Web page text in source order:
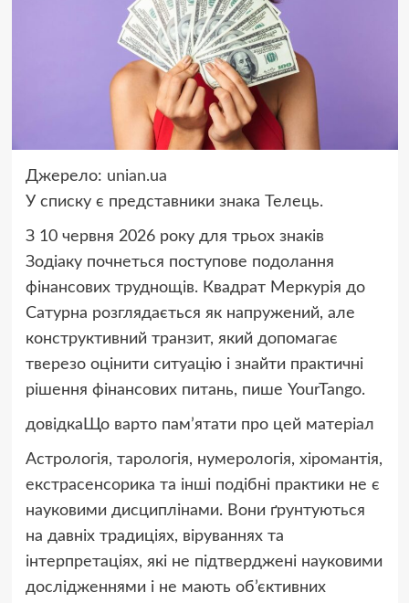
Джерело: unian.ua
У списку є представники знака Телець.
З 10 червня 2026 року для трьох знаків
Зодіаку почнеться поступове подолання
фінансових труднощів. Квадрат Меркурія до
Сатурна розглядається як напружений, але
конструктивний транзит, який допомагає
тверезо оцінити ситуацію і знайти практичні
рішення фінансових питань, пише YourTango.
довідкаЩо варто пам’ятати про цей матеріал
Астрологія, тарологія, нумерологія, хіромантія,
екстрасенсорика та інші подібні практики не є
науковими дисциплінами. Вони ґрунтуються
на давніх традиціях, віруваннях та
інтерпретаціях, які не підтверджені науковими
дослідженнями і не мають об’єктивних